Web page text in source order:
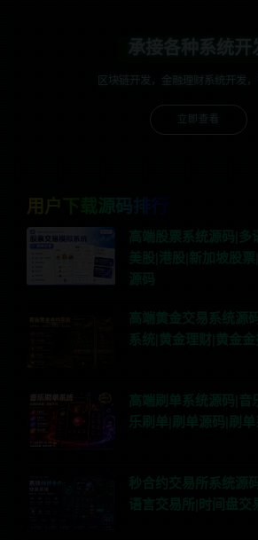
承接各种系统开
区块链开发，金融理财系统开发，
立即查看
用户下载源码排行
高端股票系统源码|多
美股|港股|新加坡股
源码
高端黄金交易系统源
系统|黄金理财|黄金
高端刷单系统源码|音
乐刷单|刷单源码|刷单
秒合约交易所系统源
语言交易所|时间盘交